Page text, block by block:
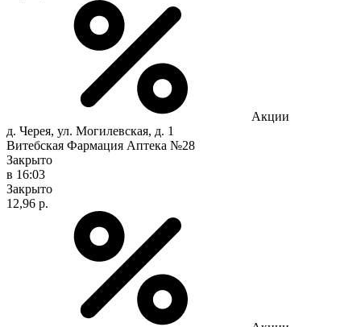
Акции
д. Черея, ул. Могилевская, д. 1
Витебская Фармация Аптека №28
Закрыто
в 16:03
Закрыто
12,96 р.